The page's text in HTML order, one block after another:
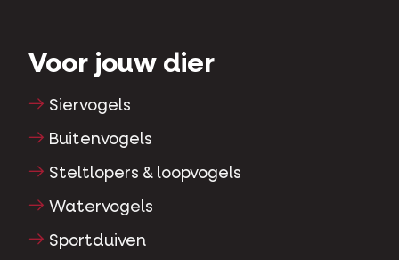
Voor jouw dier
Siervogels
Buitenvogels
Steltlopers & loopvogels
Watervogels
Sportduiven